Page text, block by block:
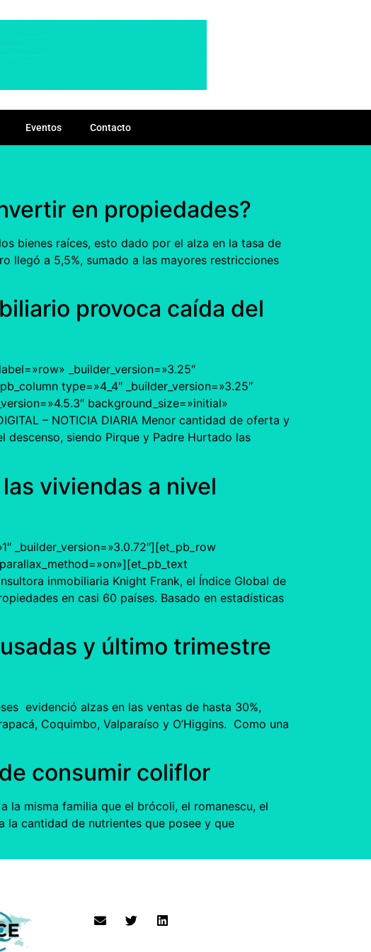
Eventos Contacto
en propiedades?
bienes raíces, esto dado por el alza en la tasa de
llegó a 5,5%, sumado a las mayores restricciones
provoca caída del
_builder_version=»3.25″
type=»4_4″ _builder_version=»3.25″
background_size=»initial»
– NOTICIA DIARIA Menor cantidad de oferta y
siendo Pirque y Padre Hurtado las
viviendas a nivel
_builder_version=»3.0.72″][et_pb_row
inmobiliaria Knight Frank, el Índice Global de
en casi 60 países. Basado en estadísticas
y último trimestre
evidenció alzas en las ventas de hasta 30%,
Coquimbo, Valparaíso y O’Higgins. Como una
consumir coliflor
la misma familia que el brócoli, el romanescu, el
la cantidad de nutrientes que posee y que